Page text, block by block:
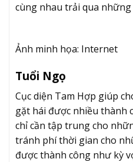
cùng nhau trải qua
Ảnh minh họa: Internet
Tuổi Ngọ
Cục diện Tam Hợp giúp
gặt hái được nhiều thành
chỉ cần tập trung cho
tránh phí thời gian cho
được thành công như kỳ